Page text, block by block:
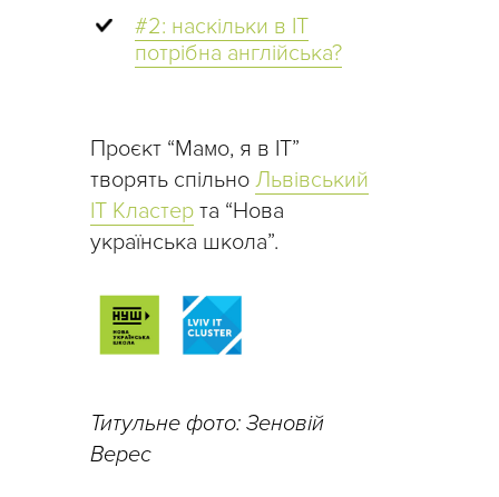
#2: наскільки в IT
потрібна англійська?
Проєкт “Мамо, я в IT”
творять спільно Львівський
IT Кластер та “Нова
українська школа”.
Титульне фото: Зеновій
Верес